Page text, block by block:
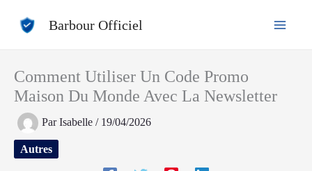
Barbour Officiel
Comment Utiliser Un Code Promo
Maison Du Monde Avec La Newsletter
ParIsabelle / 19/04/2026
Autres